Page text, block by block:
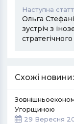
Наступна
Ольга
зустріч з
Схожі новини:
Угорщиною
29 Вересня